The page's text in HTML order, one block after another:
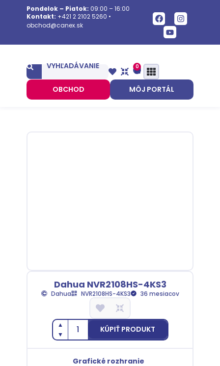
Pondelok – Piatok: 09:00 – 16:00
Kontakt: +421 2 2102 5260 •
obchod@canex.sk
VYHĽADÁVANIE 0
OBCHOD MÔJ PORTÁL
Dahua NVR2108HS-4KS3
Dahua NVR2108HS-4KS3 36 mesiacov
▲
▼
KÚPIŤ PRODUKT
Grafické rozhranie